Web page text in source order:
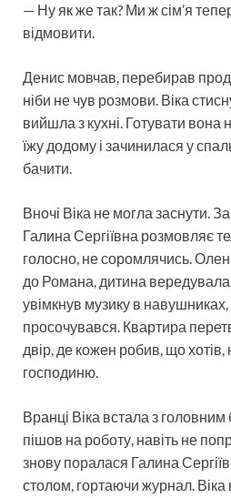
— Ну як же так? Ми ж сім’я
відмовити.
Денис мовчав, перебирав
ніби не чув розмови. Віка
вийшла з кухні. Готувати вона
їжу додому і зачинилася у
бачити.
Вночі Віка не могла заснути.
Галина Сергіївна розмовляє
голосно, не соромлячись.
до Романа, дитина
увімкнув музику в
просочувався. Квартира
двір, де кожен робив, що
господиню.
Вранці Віка встала з
пішов на роботу, навіть не
знову поралася Галина
столом, гортаючи журнал. Віка